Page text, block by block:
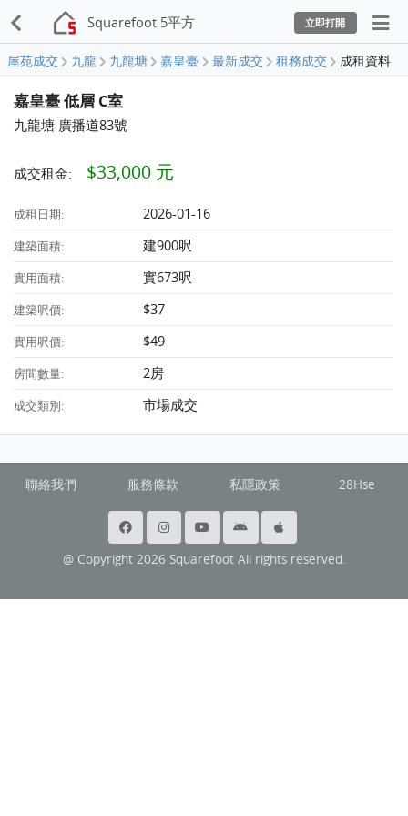
Squarefoot 5平方 立即打開
屋苑成交 九龍 九龍塘 嘉皇臺 最新成交 租務成交 成租資料
嘉皇臺 低層 C室
九龍塘 廣播道83號
成交租金: $33,000 元
成租日期: 2026-01-16
建築面積: 建900呎
實用面積: 實673呎
建築呎價: $37
實用呎價: $49
房間數量: 2房
成交類別: 市場成交
聯絡我們 服務條款 私隱政策 28Hse
@ Copyright 2026 Squarefoot All rights reserved.